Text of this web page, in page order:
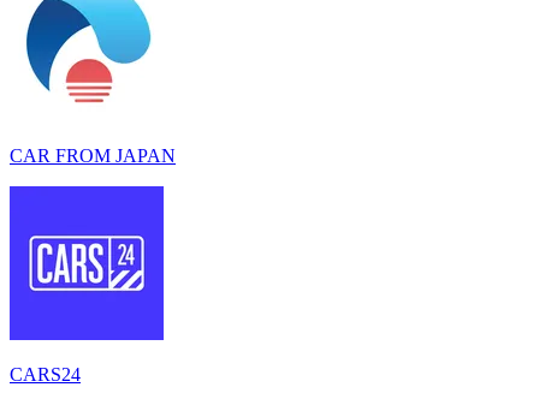
CAR FROM JAPAN
CARS24